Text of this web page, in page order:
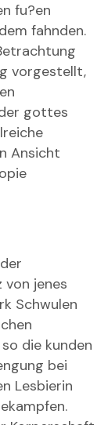
fu?en
fahnden.
vorgestellt,
gottes
Ansicht
von jenes
Schwulen
die kunden
bei
Lesbierin